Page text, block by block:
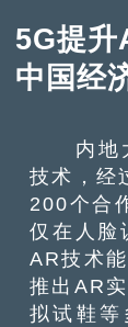
5G提升
中国经
内地大
技术，经
200个合
仅在人脸
AR技术
推出AR
拟试鞋